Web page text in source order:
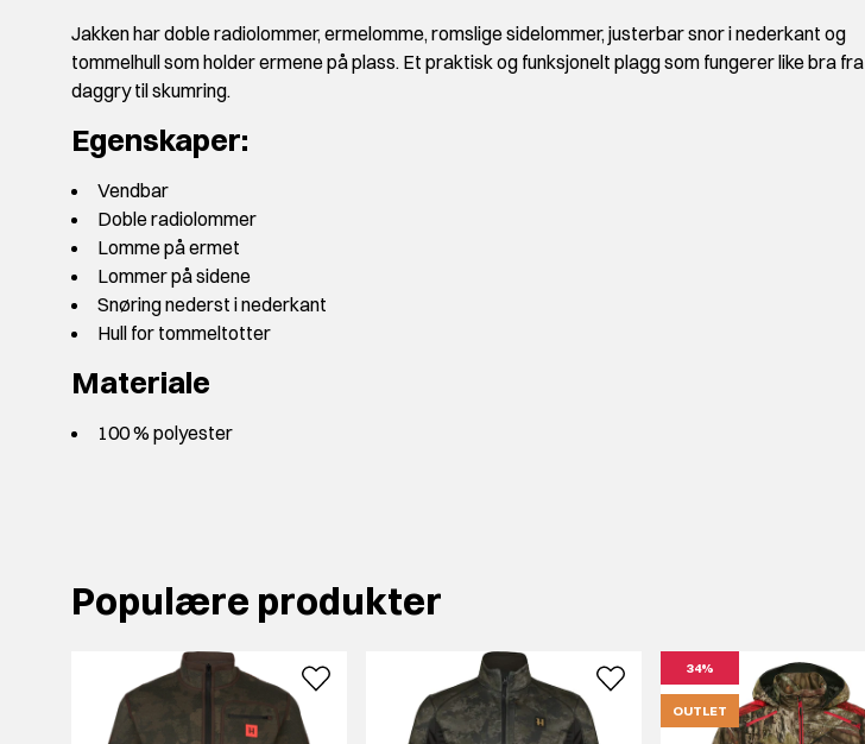
Jakken har doble radiolommer, ermelomme, romslige sidelommer, justerbar snor i nederkant og
tommelhull som holder ermene på plass. Et praktisk og funksjonelt plagg som fungerer like bra fra
daggry til skumring.
Egenskaper:
Vendbar
Doble radiolommer
Lomme på ermet
Lommer på sidene
Snøring nederst i nederkant
Hull for tommeltotter
Materiale
100 % polyester
Populære produkter
34%
OUTLET